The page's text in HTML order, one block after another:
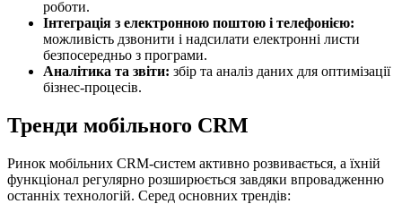
роботи.
Інтеграція з електронною поштою і телефонією:
можливість дзвонити і надсилати електронні листи
безпосередньо з програми.
Аналітика та звіти: збір та аналіз даних для оптимізації
бізнес-процесів.
Тренди мобільного CRM
Ринок мобільних CRM-систем активно розвивається, а їхній
функціонал регулярно розширюється завдяки впровадженню
останніх технологій. Серед основних трендів: